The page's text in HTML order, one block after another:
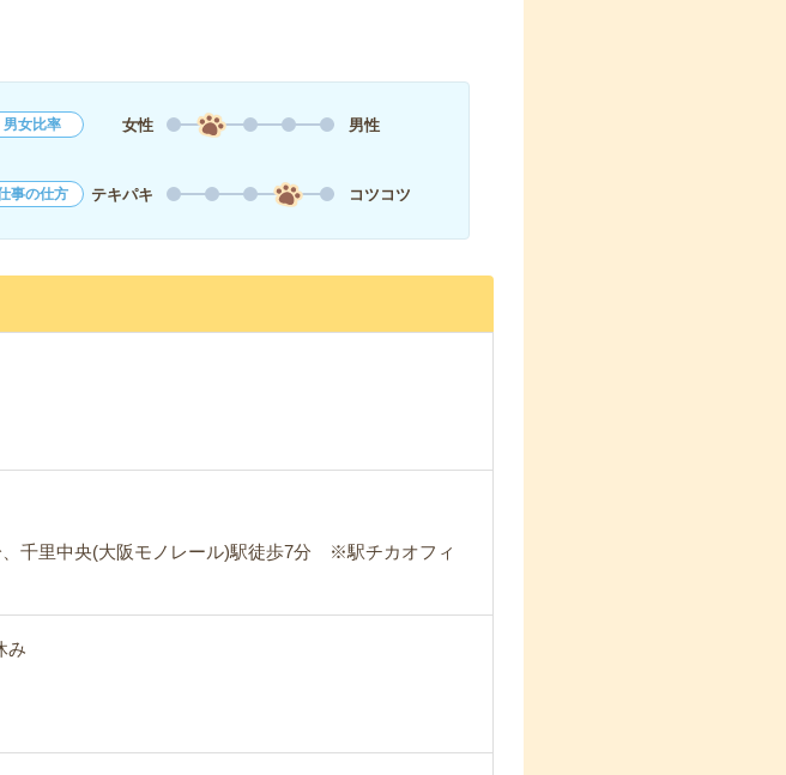
男女比率 女性 男性
事の仕方 テキパキ コツコツ
千里中央(大阪モノレール)駅徒歩7分 ※駅チカオフィ
み